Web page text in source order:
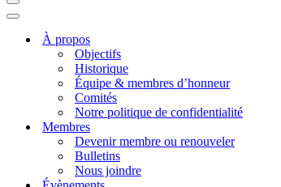
Menu
de
navigation
Menu
navigationÀ propos
Objectifs
Historique
Équipe & membres d’honneur
Comités
Notre politique de confidentialité
Membres
Devenir membre ou renouveler
Bulletins
Nous joindre